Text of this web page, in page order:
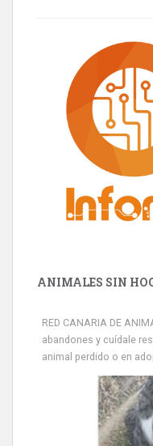
ANIMALES SIN
RED CANARIA DE
abandones y cuídale
animal perdido o en